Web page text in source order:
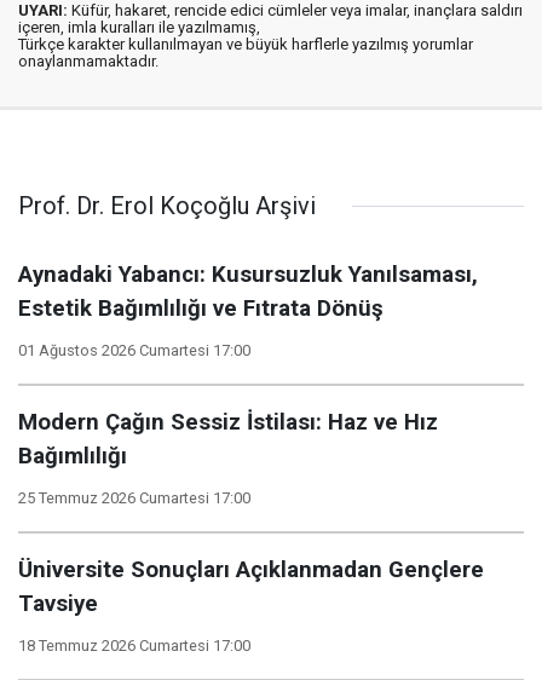
UYARI: Küfür, hakaret, rencide edici cümleler veya imalar, inançlara saldırı
içeren, imla kuralları ile yazılmamış,
Türkçe karakter kullanılmayan ve büyük harflerle yazılmış yorumlar
onaylanmamaktadır.
Prof. Dr. Erol Koçoğlu Arşivi
Aynadaki Yabancı: Kusursuzluk Yanılsaması,
Estetik Bağımlılığı ve Fıtrata Dönüş
01 Ağustos 2026 Cumartesi 17:00
Modern Çağın Sessiz İstilası: Haz ve Hız
Bağımlılığı
25 Temmuz 2026 Cumartesi 17:00
Üniversite Sonuçları Açıklanmadan Gençlere
Tavsiye
18 Temmuz 2026 Cumartesi 17:00